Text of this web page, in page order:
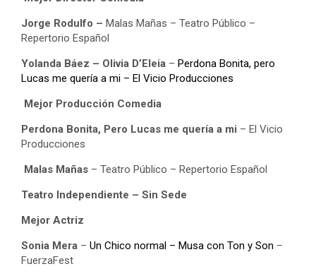
Jorge Rodulfo – Malas Mañas – Teatro Público –
Repertorio Español
Yolanda Báez – Olivia D’Eleia – Perdona Bonita, pero
Lucas me quería a mi – El Vicio Producciones
Mejor Producción Comedia
Perdona Bonita, Pero Lucas me quería a mi – El Vicio
Producciones
Malas Mañas – Teatro Público – Repertorio Español
Teatro Independiente – Sin Sede
Mejor Actriz
Sonia Mera – Un Chico normal – Musa con Ton y Son –
FuerzaFest